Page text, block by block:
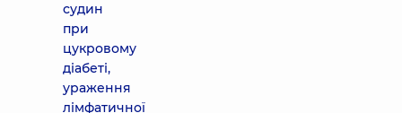
судин
при
цукровому
діабеті,
ураження
лімфатичної